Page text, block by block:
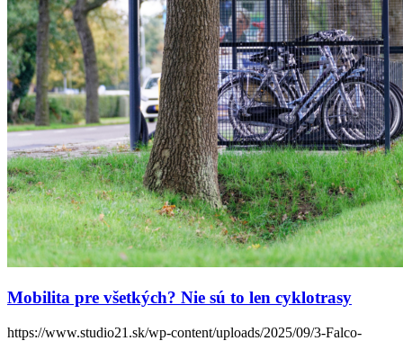
Mobilita pre všetkých? Nie sú to len cyklotrasy
https://www.studio21.sk/wp-content/uploads/2025/09/3-Falco-